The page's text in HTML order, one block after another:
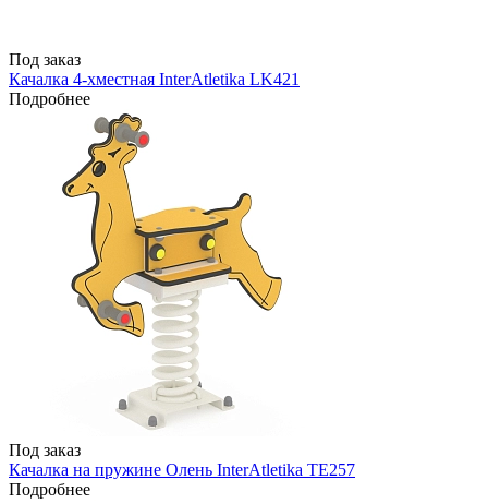
Под заказ
Качалка 4-хместная InterAtletika LK421
Подробнее
Под заказ
Качалка на пружине Олень InterAtletika TE257
Подробнее